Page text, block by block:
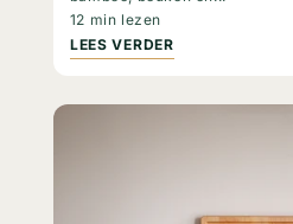
12 min lezen
LEES VERDER